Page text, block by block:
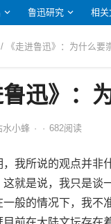
鲁迅研究 相关
/ 《走进鲁迅》：为什么要
鲁迅》：
水小蜂 · · 682阅读
所说的观点并非什
这就是说，我只是谈
般的情况下，我不